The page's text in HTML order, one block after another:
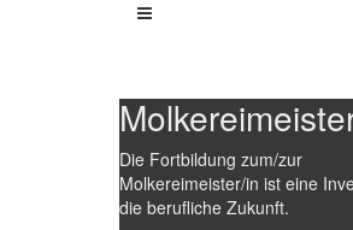
Die Fortbildung zum/zur
Molkereimeister/in ist eine
die berufliche Zukunft.